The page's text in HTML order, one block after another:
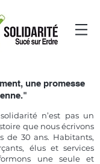
une promesse
n’est pas un
que nous écrivons
de 30 ans. Habitants,
élus et services
une seule et